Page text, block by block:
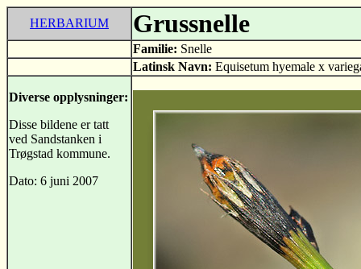
HERBARIUM Grussnelle
Familie: Snelle
Latinsk Navn: Equisetum hyemale x
Diverse opplysninger:
Disse bildene er tatt
ved Sandstanken i
Trøgstad kommune.
Dato: 6 juni 2007